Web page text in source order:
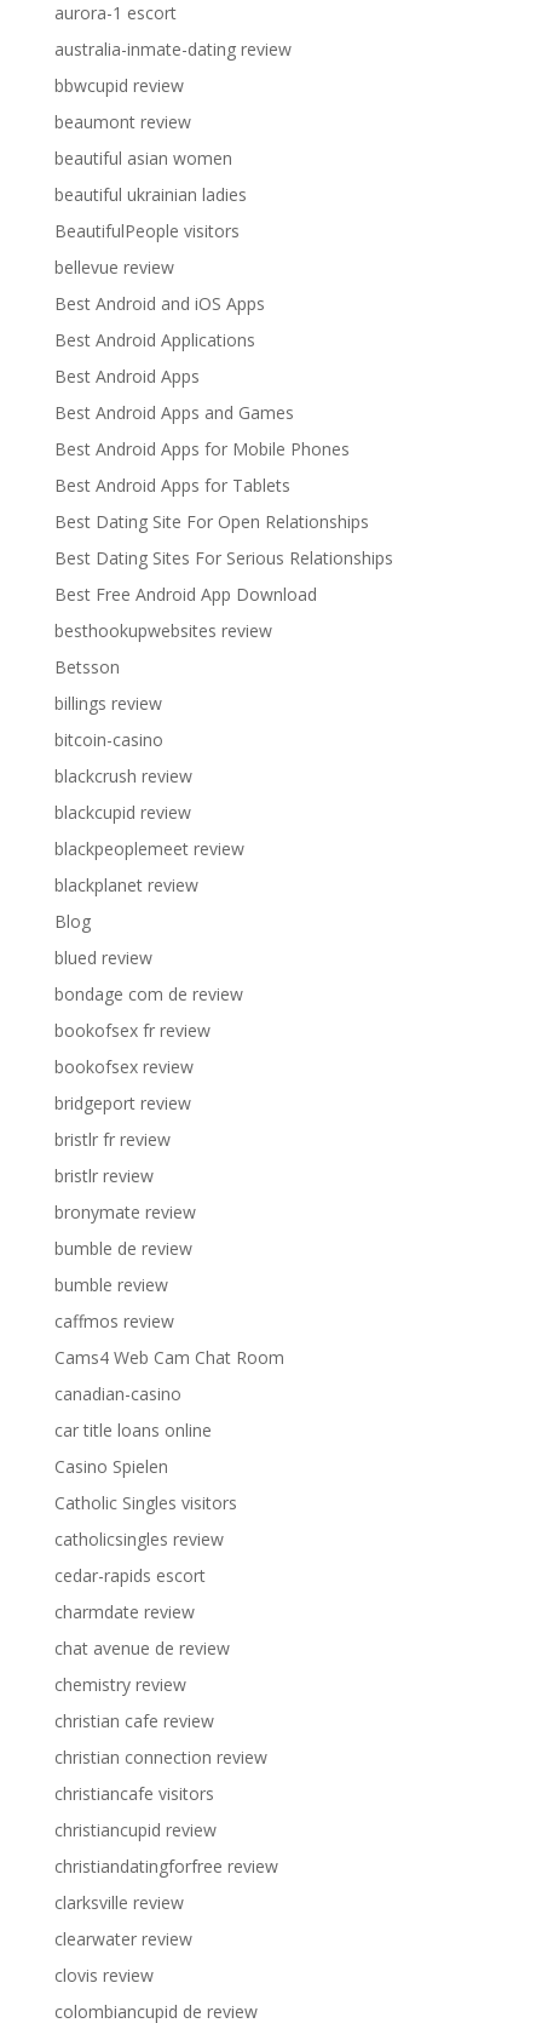
aurora-1 escort
australia-inmate-dating review
bbwcupid review
beaumont review
beautiful asian women
beautiful ukrainian ladies
BeautifulPeople visitors
bellevue review
Best Android and iOS Apps
Best Android Applications
Best Android Apps
Best Android Apps and Games
Best Android Apps for Mobile Phones
Best Android Apps for Tablets
Best Dating Site For Open Relationships
Best Dating Sites For Serious Relationships
Best Free Android App Download
besthookupwebsites review
Betsson
billings review
bitcoin-casino
blackcrush review
blackcupid review
blackpeoplemeet review
blackplanet review
Blog
blued review
bondage com de review
bookofsex fr review
bookofsex review
bridgeport review
bristlr fr review
bristlr review
bronymate review
bumble de review
bumble review
caffmos review
Cams4 Web Cam Chat Room
canadian-casino
car title loans online
Casino Spielen
Catholic Singles visitors
catholicsingles review
cedar-rapids escort
charmdate review
chat avenue de review
chemistry review
christian cafe review
christian connection review
christiancafe visitors
christiancupid review
christiandatingforfree review
clarksville review
clearwater review
clovis review
colombiancupid de review